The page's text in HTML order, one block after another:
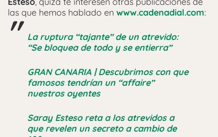
las que hemos hablado en www.cadenadial.com:
La ruptura “tajante” de un atrevido:
“Se bloquea de todo y se entierra”
GRAN CANARIA | Descubrimos con que
famosos tendrían un “affaire”
nuestros oyentes
Saray Esteso reta a los atrevidos a
que revelen un secreto a cambio de